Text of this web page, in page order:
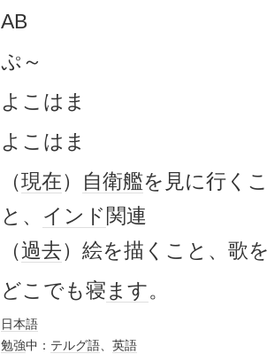
AB
ぷ～
よこはま
よこはま
（現在） 自衛艦を見に行く
と、 インド 関連
（過去）絵を描くこと、歌
どこでも寝ます。
日本語
勉強中： テルグ語、 英語